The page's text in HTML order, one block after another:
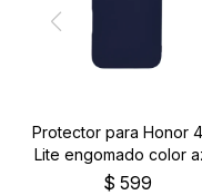
Protector para Honor
Lite engomado color
$ 599